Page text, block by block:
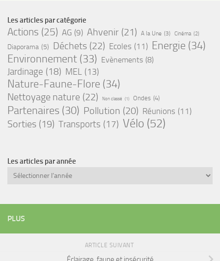
Les articles par catégorie
Actions (25) AG (9) Ahvenir (21) A la Une (3) Cinéma (2)
Diaporama (5) Déchets (22) Ecoles (11) Energie (34)
Environnement (33) Evènements (8)
Jardinage (18) MEL (13)
Nature-Faune-Flore (34)
Nettoyage nature (22) Non classé (1) Ondes (4)
Partenaires (30) Pollution (20) Réunions (11)
Sorties (19) Transports (17) Vélo (52)
Les articles par année
Archives
PLUS
ARTICLE SUIVANT